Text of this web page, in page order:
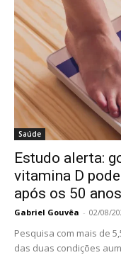
Saúde
Estudo alerta:
vitamina D
após os 50 anos
Gabriel Gouvêa - 02/08/
Pesquisa com mais de
das duas condições